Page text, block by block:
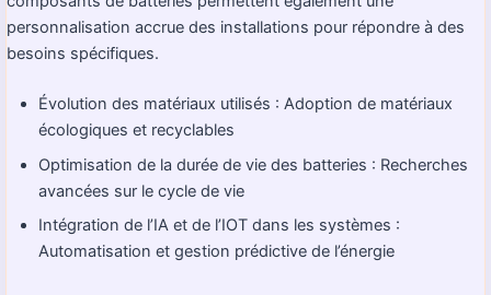
personnalisation accrue des installations pour répondre à des
besoins spécifiques.
Évolution des matériaux utilisés : Adoption de matériaux
écologiques et recyclables
Optimisation de la durée de vie des batteries : Recherches
avancées sur le cycle de vie
Intégration de l’IA et de l’IOT dans les systèmes :
Automatisation et gestion prédictive de l’énergie